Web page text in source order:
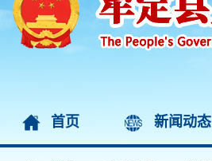
首页 新闻动态